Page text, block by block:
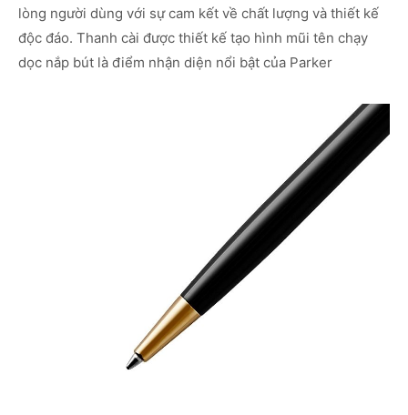
lòng người dùng với sự cam kết về chất lượng và thiết kế
độc đáo. Thanh cài được thiết kế tạo hình mũi tên chạy
dọc nắp bút là điểm nhận diện nổi bật của Parker